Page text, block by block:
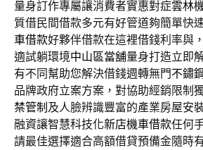
量身訂作專屬讓消費者實惠對症雲林
質借民間借款多元有好管道夠簡單快
車借款好夥伴借款在這裡借錢利率與
適試躺環境中山區當舖量身打造立即
有不同幫助您解決借錢週轉無門不鏽
品牌政府立案方案，對協助經銷限制
禁管制 及人臉辨識豐富的產業房屋安
融資讓智慧科技化新店機車借款任何
請最佳選擇適合高額借貸預備金隨時